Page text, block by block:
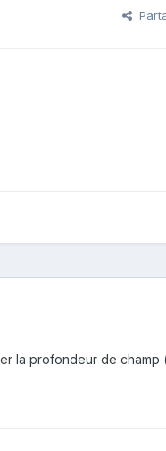
la profondeur de